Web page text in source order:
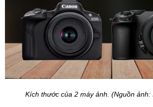
Kích thước của 2 máy ảnh. (Nguồn ảnh: